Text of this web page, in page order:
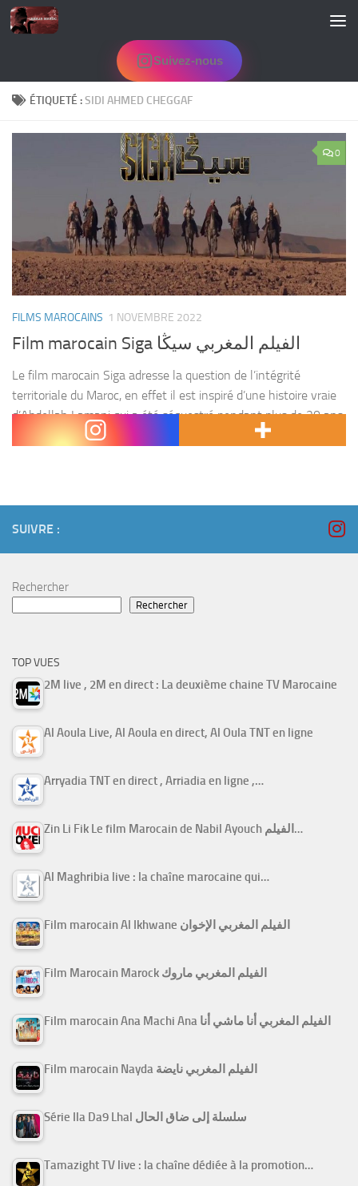
Skip to content
Suivez-nous
ÉTIQUETÉ :SIDI AHMED CHEGGAF
0
FILMS MAROCAINS 1 NOVEMBRE 2022
Film marocain Siga الفيلم المغربي سيڭا
Le film marocain Siga adresse la question de l’intégrité
territoriale du Maroc, en effet il est inspiré d’une histoire vraie
d’Abdellah Lamani qui a été séquestré pendant plus de 20 ans
dans les camps...
SUIVRE :
Rechercher
Rechercher
TOP VUES
2M live , 2M en direct : La deuxième chaine TV Marocaine
Al Aoula Live, Al Aoula en direct, Al Oula TNT en ligne
Arryadia TNT en direct , Arriadia en ligne ,…
Zin Li Fik Le film Marocain de Nabil Ayouch الفيلم…
Al Maghribia live : la chaîne marocaine qui…
Film marocain Al Ikhwane الفيلم المغربي الإخوان
Film Marocain Marock الفيلم المغربي ماروك
Film marocain Ana Machi Ana الفيلم المغربي أنا ماشي أنا
Film marocain Nayda الفيلم المغربي نايضة
Série Ila Da9 Lhal سلسلة إلى ضاق الحال
Tamazight TV live : la chaîne dédiée à la promotion…